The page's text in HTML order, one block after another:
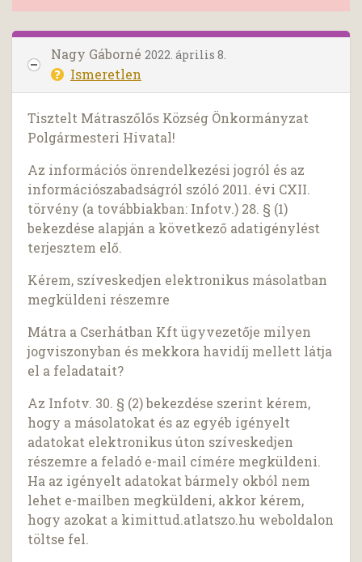
Nagy Gáborné 2022. április 8.
Ismeretlen
Tisztelt Mátraszőlős Község Önkormányzat
Polgármesteri Hivatal!
Az információs önrendelkezési jogról és az
információszabadságról szóló 2011. évi CXII.
törvény (a továbbiakban: Infotv.) 28. § (1)
bekezdése alapján a következő adatigénylést
terjesztem elő.
Kérem, szíveskedjen elektronikus másolatban
megküldeni részemre
Mátra a Cserhátban Kft ügyvezetője milyen
jogviszonyban és mekkora havidíj mellett látja
el a feladatait?
Az Infotv. 30. § (2) bekezdése szerint kérem,
hogy a másolatokat és az egyéb igényelt
adatokat elektronikus úton szíveskedjen
részemre a feladó e-mail címére megküldeni.
Ha az igényelt adatokat bármely okból nem
lehet e-mailben megküldeni, akkor kérem,
hogy azokat a kimittud.atlatszo.hu weboldalon
töltse fel.